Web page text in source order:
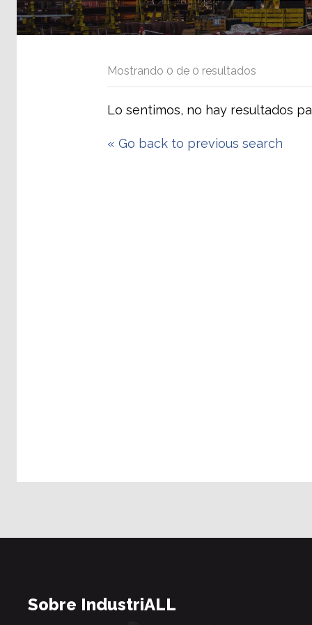
Mostrando 0 de 0 resultados
Lo sentimos, no hay resultados
«Go back to previous search
Sobre IndustriALL